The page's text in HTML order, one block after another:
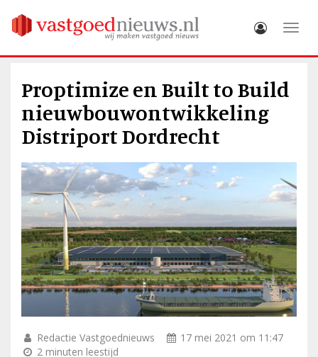
Proptimize en Built to Build
nieuwbouwontwikkeling
Distriport Dordrecht
Redactie Vastgoednieuws
17 mei 2021 om 11:47
2 minuten leestijd